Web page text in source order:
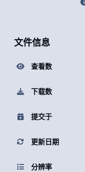
文件信息
查看数
下载数
提交于
更新日期
分辨率